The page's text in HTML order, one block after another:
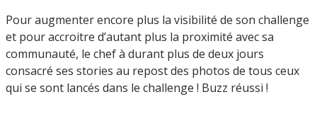
Pour augmenter encore plus la visibilité de son challenge
et pour accroitre d’autant plus la proximité avec sa
communauté, le chef à durant plus de deux jours
consacré ses stories au repost des photos de tous ceux
qui se sont lancés dans le challenge ! Buzz réussi !